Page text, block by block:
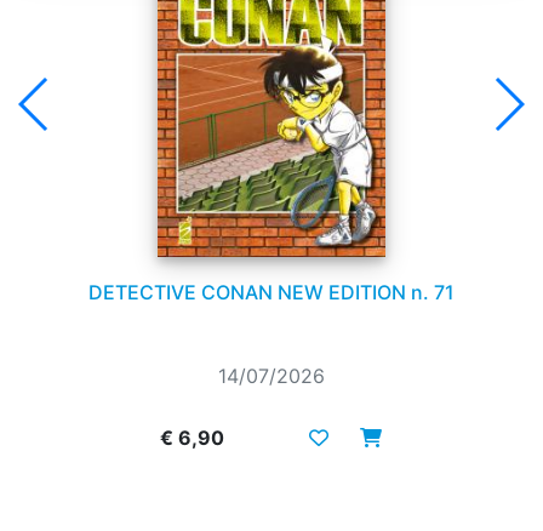
DETECTIVE CONAN NEW EDITION n. 71
14/07/2026
€ 6,90